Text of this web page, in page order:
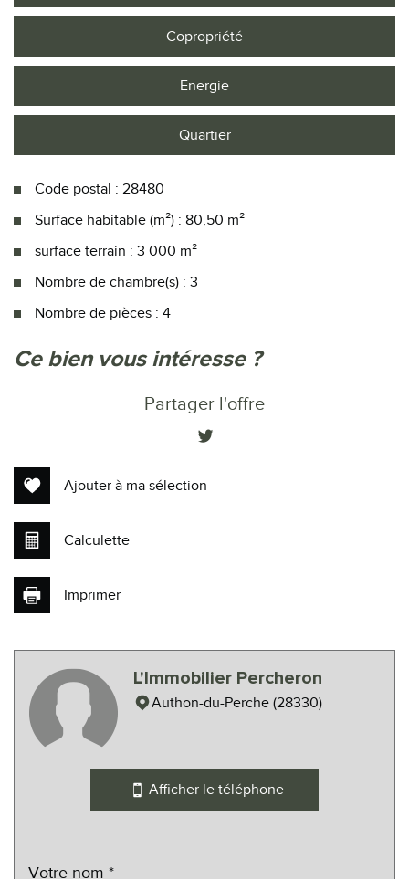
Copropriété
Energie
Quartier
Code postal : 28480
Surface habitable (m²) : 80,50 m²
surface terrain : 3 000 m²
Nombre de chambre(s) : 3
Nombre de pièces : 4
la ville de frétigny (28480)
statistiques
Nombre d'habitants
Propriétaires (vs. locataires)
ce bien vous intéresse ?
Partager l'offre
Ajouter à ma sélection
Calculette
Imprimer
L'Immobilier Percheron
Authon-du-Perche (28330)
Afficher le téléphone